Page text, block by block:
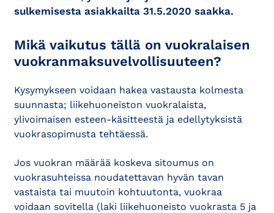
sulkemisesta asiakkailta 31.5.2020 saakka.
Mikä vaikutus tällä on vuokralaisen
vuokranmaksuvelvollisuuteen?
Kysymykseen voidaan hakea vastausta kolmesta
suunnasta; liikehuoneiston vuokralaista,
ylivoimaisen esteen-käsitteestä ja edellytyksistä
vuokrasopimusta tehtäessä.
Jos vuokran määrää koskeva sitoumus on
vuokrasuhteissa noudatettavan hyvän tavan
vastaista tai muutoin kohtuutonta, vuokraa
voidaan sovitella (laki liikehuoneisto vuokrasta 5 ja